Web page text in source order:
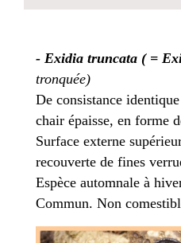
- Exidia truncata ( =
tronquée)
De consistance
chair épaisse, en forme
Surface externe
recouverte de fines
Espèce automnale à
Commun. Non